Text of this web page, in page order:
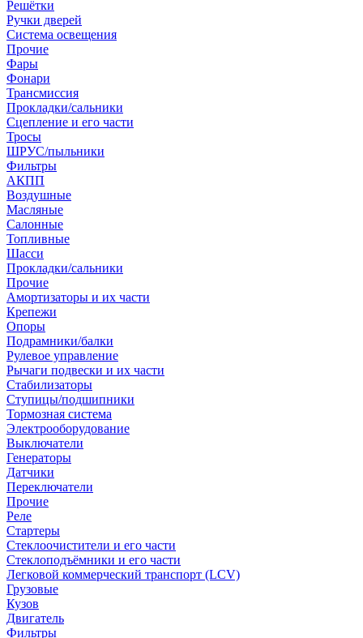
Решётки
Ручки дверей
Система освещения
Прочие
Фары
Фонари
Трансмиссия
Прокладки/сальники
Сцепление и его части
Тросы
ШРУС/пыльники
Фильтры
АКПП
Воздушные
Масляные
Салонные
Топливные
Шасси
Прокладки/сальники
Прочие
Амортизаторы и их части
Крепежи
Опоры
Подрамники/балки
Рулевое управление
Рычаги подвески и их части
Стабилизаторы
Ступицы/подшипники
Тормозная система
Электрооборудование
Выключатели
Генераторы
Датчики
Переключатели
Прочие
Реле
Стартеры
Стеклоочистители и его части
Стеклоподъёмники и его части
Легковой коммерческий транспорт (LCV)
Грузовые
Кузов
Двигатель
Фильтры